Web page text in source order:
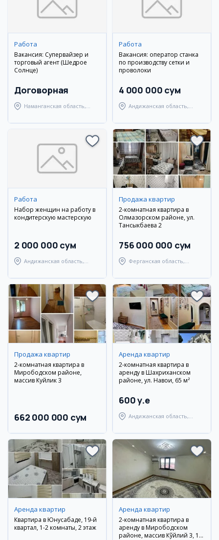
Работа
Вакансия: Супервайзер и
торговый агент (Шедрое
Солнце)
Договорная
Наманганская область,
Работа
Вакансия: оператор станка
по производству сетки и
проволоки
4 000 000 сум
Андижанская область,
Работа
Набор женщин на работу в
кондитерскую мастерскую
2 000 000 сум
Андижанская область,
Продажа квартир
2-комнатная квартира в
Олмазорском районе, ул.
Тансыкбаева 2
756 000 000 сум
Ферганская область,
Продажа квартир
2-комнатная квартира в
Мирободском районе,
массив Куйлик 3
662 000 000 сум
Аренда квартир
2-комнатная квартира в
аренду в Шахриханском
районе, ул. Навои, 65 м²
600 y.e
Андижанская область,
Аренда квартир
Квартира в Юнусабаде, 19-й
квартал, 1-2 комнаты, 2 этаж
Аренда квартир
2-комнатная квартира в
аренду в Мирободском
районе, массив Кўйлий 3, 10